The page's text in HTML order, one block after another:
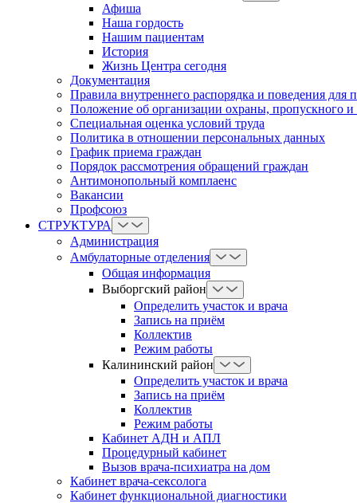
Афиша
Наша гордость
Нашим пациентам
История
Жизнь Центра сегодня
Документация
Правила внутреннего распорядка и поведения для
Положение об организации охраны, пропускного
Cпециальная оценка условий труда
Политика в отношении персональных данных
График приема граждан
Порядок рассмотрения обращений граждан
Антимонопольный комплаенс
Вакансии
Профсоюз
СТРУКТУРА
Администрация
Амбулаторные отделения
Общая информация
Выборгский район
Определить участок и врача
Запись на приём
Коллектив
Режим работы
Калининский район
Определить участок и врача
Запись на приём
Коллектив
Режим работы
Кабинет АДН и АПЛ
Процедурный кабинет
Вызов врача-психиатра на дом
Кабинет врача-сексолога
Кабинет функциональной диагностики